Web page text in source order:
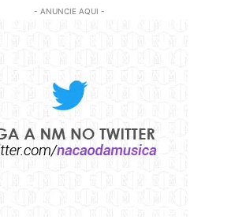
- ANUNCIE AQUI -